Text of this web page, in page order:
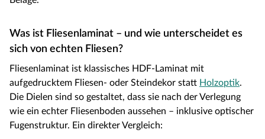
Was ist Fliesenlaminat – und wie unterscheidet es
sich von echten Fliesen?
Fliesenlaminat ist klassisches HDF-Laminat mit
aufgedrucktem Fliesen- oder Steindekor statt Holzoptik.
Die Dielen sind so gestaltet, dass sie nach der Verlegung
wie ein echter Fliesenboden aussehen – inklusive optischer
Fugenstruktur. Ein direkter Vergleich: